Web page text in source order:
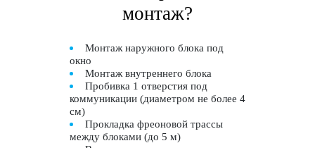
монтаж?
Монтаж наружного блока под
окно
Монтаж внутреннего блока
Пробивка 1 отверстия под
коммуникации (диаметром не более 4
см)
Прокладка фреоновой трассы
между блоками (до 5 м)